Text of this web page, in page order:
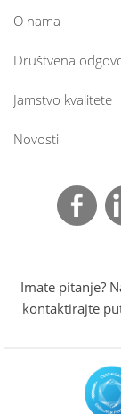
O nama
Društvena
Jamstvo kvalitete
Novosti
Imate pitanje?
kontaktirajte